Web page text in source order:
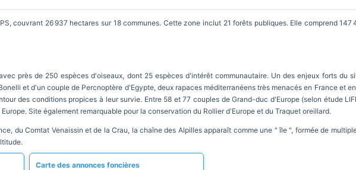
couvrant 26 937 hectares sur 18 communes. Cette zone inclut 21 forêts publiques. Elle comprend 147
près de 250 espèces d'oiseaux, dont 25 espèces d'intérêt communautaire. Un des enjeux forts du
et d'un couple de Percnoptère d'Egypte, deux rapaces méditerranéens très menacés en France et
des conditions propices à leur survie. Entre 58 et 77 couples de Grand-duc d'Europe (selon étude
Site également remarquable pour la conservation du Rollier d'Europe et du Traquet oreillard.
du Comtat Venaissin et de la Crau, la chaîne des Alpilles apparaît comme une " île ", formée de
Carte des annonces foncières